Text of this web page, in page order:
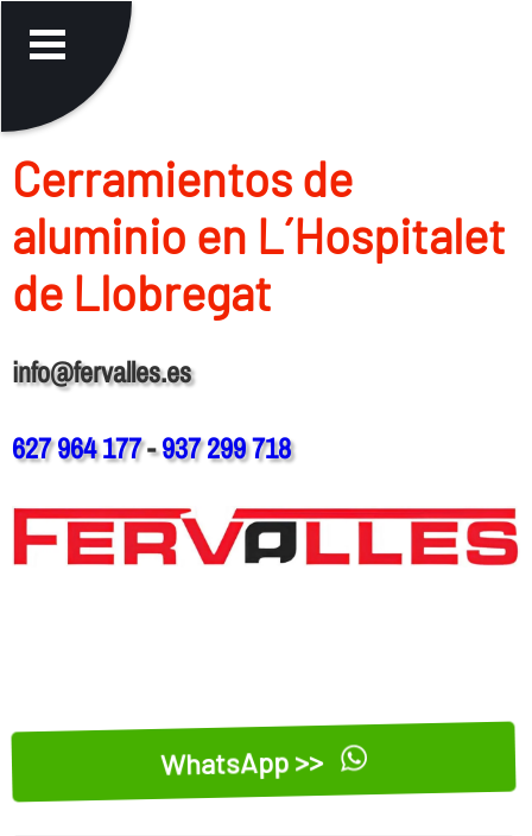
Cerramientos de
aluminio en L´Hospitalet
de Llobregat
info@fervalles.es
627 964 177-937 299 718
WhatsApp >>